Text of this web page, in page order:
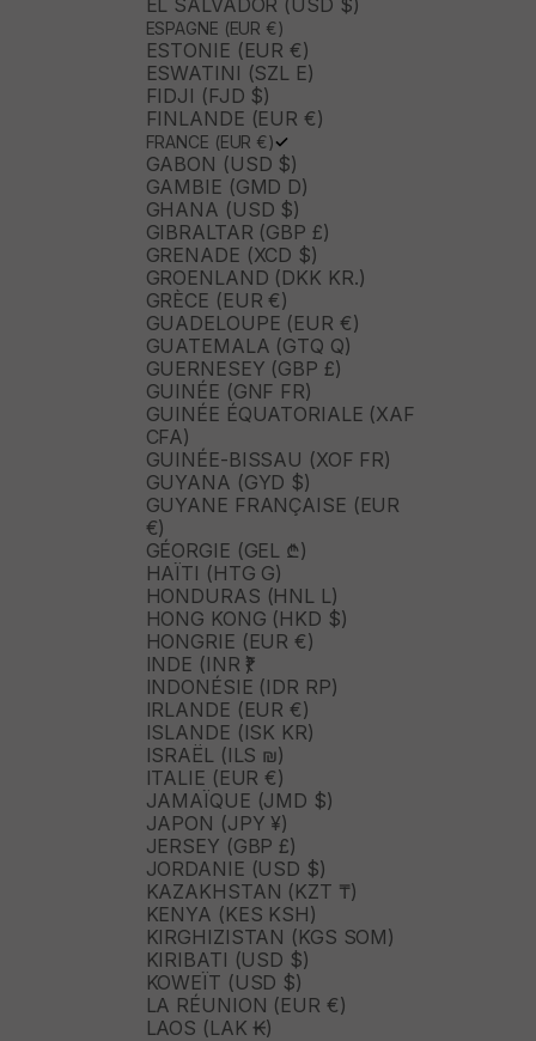
EL SALVADOR (USD $)
ESPAGNE (EUR €)
ESTONIE (EUR €)
ESWATINI (SZL E)
FIDJI (FJD $)
FINLANDE (EUR €)
FRANCE (EUR €)
GABON (USD $)
GAMBIE (GMD D)
GHANA (USD $)
GIBRALTAR (GBP £)
GRENADE (XCD $)
GROENLAND (DKK KR.)
GRÈCE (EUR €)
GUADELOUPE (EUR €)
GUATEMALA (GTQ Q)
GUERNESEY (GBP £)
GUINÉE (GNF FR)
GUINÉE ÉQUATORIALE (XAF
CFA)
GUINÉE-BISSAU (XOF FR)
GUYANA (GYD $)
GUYANE FRANÇAISE (EUR
€)
GÉORGIE (GEL ₾)
HAÏTI (HTG G)
HONDURAS (HNL L)
HONG KONG (HKD $)
HONGRIE (EUR €)
INDE (INR ₹)
INDONÉSIE (IDR RP)
IRLANDE (EUR €)
ISLANDE (ISK KR)
ISRAËL (ILS ₪)
ITALIE (EUR €)
JAMAÏQUE (JMD $)
JAPON (JPY ¥)
JERSEY (GBP £)
JORDANIE (USD $)
KAZAKHSTAN (KZT ₸)
KENYA (KES KSH)
KIRGHIZISTAN (KGS SOM)
KIRIBATI (USD $)
KOWEÏT (USD $)
LA RÉUNION (EUR €)
LAOS (LAK ₭)